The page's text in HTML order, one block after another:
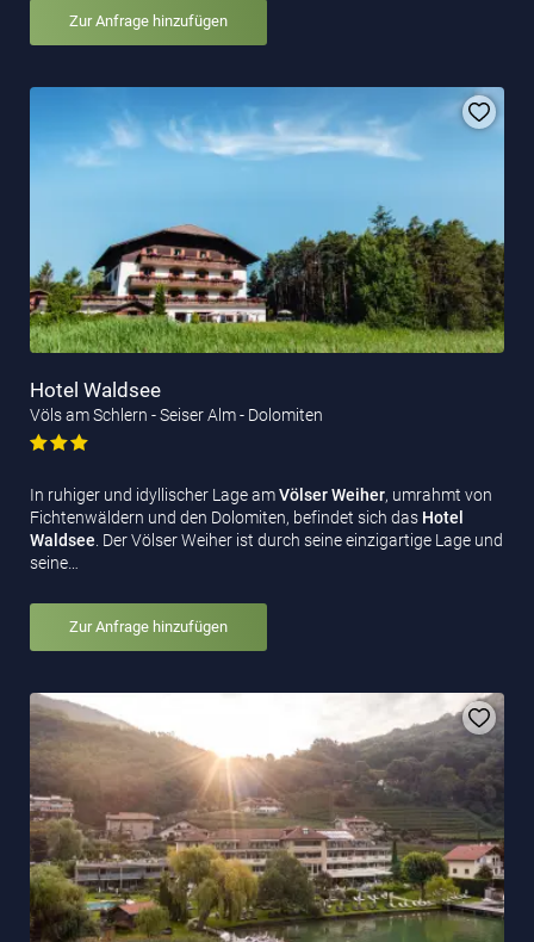
Zur Anfrage hinzufügen
Hotel Waldsee
Völs am Schlern - Seiser Alm - Dolomiten
In ruhiger und idyllischer Lage amVölser Weiher, umrahmt von
Fichtenwäldern und den Dolomiten, befindet sich das Hotel
Waldsee . Der Völser Weiher ist durch seine einzigartige Lage und
seine…
Zur Anfrage hinzufügen